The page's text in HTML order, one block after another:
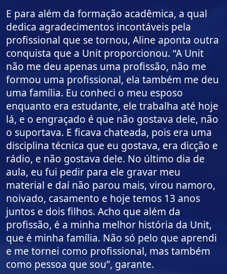
E para além da formação acadêmica, a qual
dedica agradecimentos incontáveis pela
profissional que se tornou, Aline aponta outra
conquista que a Unit proporcionou. “A Unit
não me deu apenas uma profissão, não me
formou uma profissional, ela também me deu
uma família. Eu conheci o meu esposo
enquanto era estudante, ele trabalha até hoje
lá, e o engraçado é que não gostava dele, não
o suportava. E ficava chateada, pois era uma
disciplina técnica que eu gostava, era dicção e
rádio, e não gostava dele. No último dia de
aula, eu fui pedir para ele gravar meu
material e daí não parou mais, virou namoro,
noivado, casamento e hoje temos 13 anos
juntos e dois filhos. Acho que além da
profissão, é a minha melhor história da Unit,
que é minha família. Não só pelo que aprendi
e me tornei como profissional, mas também
como pessoa que sou”, garante.